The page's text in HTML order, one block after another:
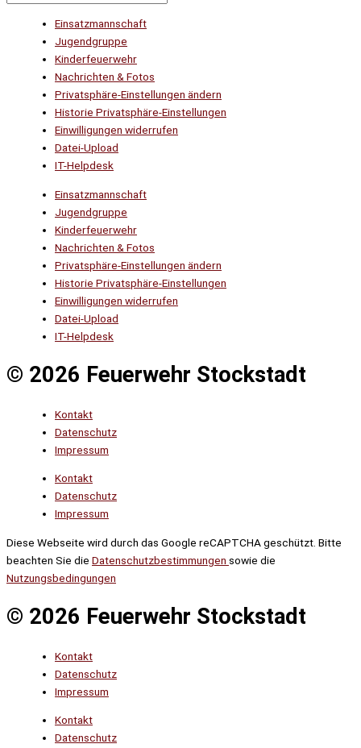
Einsatzmannschaft
Jugendgruppe
Kinderfeuerwehr
Nachrichten & Fotos
Privatsphäre-Einstellungen ändern
Historie Privatsphäre-Einstellungen
Einwilligungen widerrufen
Datei-Upload
IT-Helpdesk
Einsatzmannschaft
Jugendgruppe
Kinderfeuerwehr
Nachrichten & Fotos
Privatsphäre-Einstellungen ändern
Historie Privatsphäre-Einstellungen
Einwilligungen widerrufen
Datei-Upload
IT-Helpdesk
© 2026 Feuerwehr Stockstadt
Kontakt
Datenschutz
Impressum
Kontakt
Datenschutz
Impressum
Diese Webseite wird durch das Google reCAPTCHA geschützt. Bitte
beachten Sie die Datenschutzbestimmungen sowie die
Nutzungsbedingungen
© 2026 Feuerwehr Stockstadt
Kontakt
Datenschutz
Impressum
Kontakt
Datenschutz